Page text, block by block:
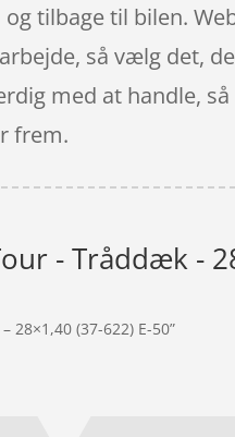
tilbage til bilen.
så vælg det,
med at handle,
frem.
- Tråddæk -
(37-622) E-50”